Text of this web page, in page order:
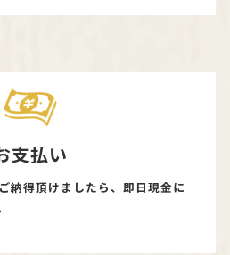
支払い
納得頂けましたら、即日現金に